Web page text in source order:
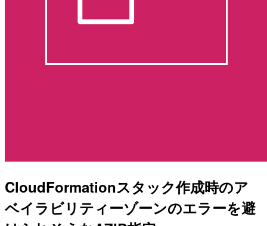
CloudFormationスタック作成時のア
ベイラビリティーゾーンのエラーを避